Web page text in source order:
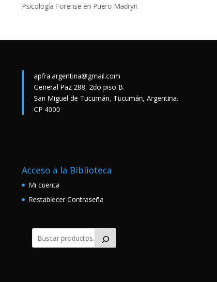
Psicología Forense en Puero Madryn
apfra.argentina@gmail.com
General Paz 288, 2do piso B.
San Miguel de Tucumán, Tucumán, Argentina.
CP 4000
Acceso a la Biblioteca
Mi cuenta
Restablecer Contraseña